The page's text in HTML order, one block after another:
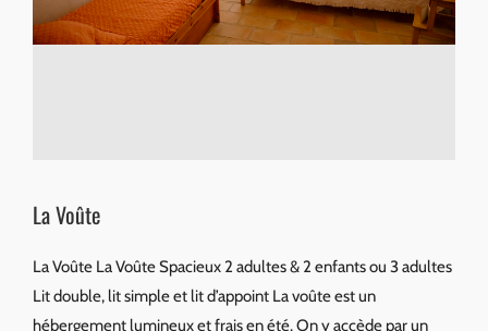
La Voûte
La Voûte La Voûte Spacieux 2 adultes & 2 enfants ou 3 adultes
Lit double, lit simple et lit d’appoint La voûte est un
hébergement lumineux et frais en été. On y accède par un